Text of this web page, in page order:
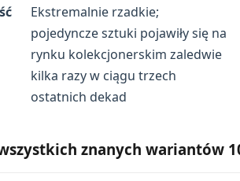
Ekstremalnie rzadkie;
pojedyncze sztuki pojawiły się na
rynku kolekcjonerskim zaledwie
kilka razy w ciągu trzech
ostatnich dekad
znanych wariantów